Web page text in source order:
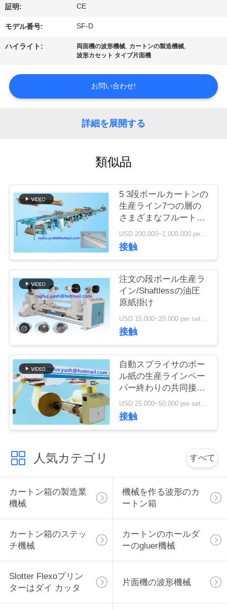
て
工
旅
管
達
に
連
な
さ
い
ニ
ュ
ー
ス
引
用
を
要
証明: CE
モデル番号: SF-D
ハイライト: 両面機の波形機械, カートンの製造機械,
波形カセット タイプ片面機
お問い合わせ!
詳細を展開する
類似品
5 3段ボールカートンの
生産ライン7つの層の
さまざまなフルートの
タイプ
USD 200,000~1,000,000 per set MOQ:1セット
接触
注文の段ボール生産ラ
イン/Shaftlessの油圧
原紙掛け
USD 15,000~20,000 per set MOQ:1セット
接触
自動スプライサのボー
ル紙の生産ラインペー
パー終わりの共同接続
の高速
USD 25,000~50,000 per set MOQ:1セット
接触
人気カテゴリ すべて
カートン箱の製造業
機械
機械を作る波形のカ
ートン箱
カートン箱のステッ
チ機械
カートンのホールダ
ーのgluer機械
Slotter Flexoプリン
ターはダイ カッタ
片面機の波形機械